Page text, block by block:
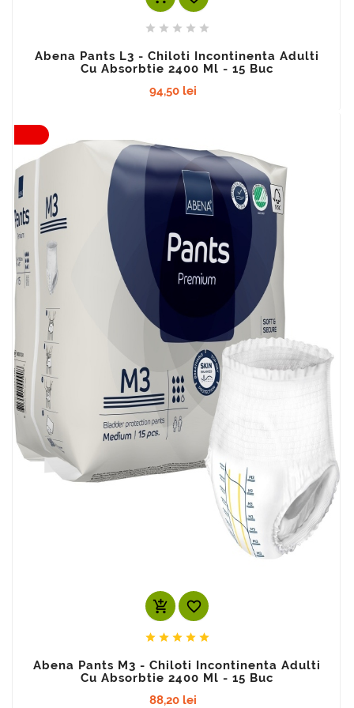
    
Abena Pants L3 - Chiloti Incontinenta Adulti
Cu Absorbtie 2400 Ml - 15 Buc
94,50 lei
add_shopping_cart 
    
Abena Pants M3 - Chiloti Incontinenta Adulti
Cu Absorbtie 2400 Ml - 15 Buc
88,20 lei